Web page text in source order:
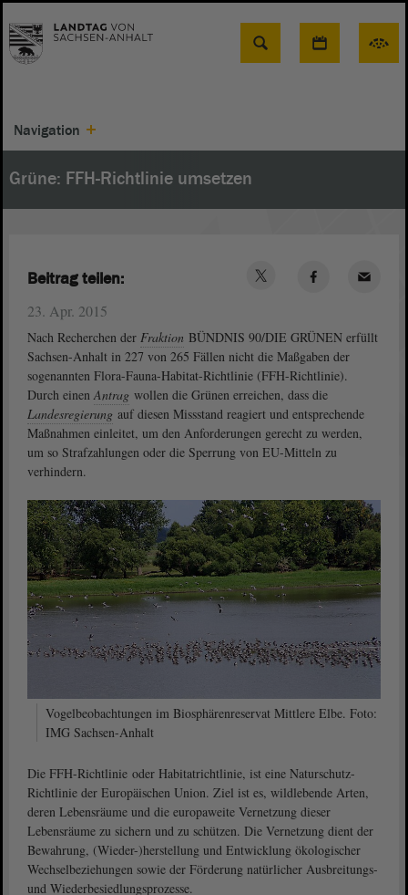
Suche
Navigation
Grüne: FFH-Richtlinie umsetzen
23. Apr. 2015
Nach Recherchen der Fraktion BÜNDNIS 90/DIE GRÜNEN erfüllt
Sachsen-Anhalt in 227 von 265 Fällen nicht die Maßgaben der
sogenannten Flora-Fauna-Habitat-Richtlinie (FFH-Richtlinie).
Durch einenAntrag wollen die Grünen erreichen, dass die
Landesregierung auf diesen Missstand reagiert und entsprechende
Maßnahmen einleitet, um den Anforderungen gerecht zu werden,
um so Strafzahlungen oder die Sperrung von EU-Mitteln zu
verhindern.
Vogelbeobachtungen im Biosphärenreservat Mittlere Elbe. Foto:
IMG Sachsen-Anhalt
Die FFH-Richtlinie oder Habitatrichtlinie, ist eine Naturschutz-
Richtlinie der Europäischen Union. Ziel ist es, wildlebende Arten,
deren Lebensräume und die europaweite Vernetzung dieser
Lebensräume zu sichern und zu schützen. Die Vernetzung dient der
Bewahrung, (Wieder-)herstellung und Entwicklung ökologischer
Wechselbeziehungen sowie der Förderung natürlicher Ausbreitungs-
und Wiederbesiedlungsprozesse.
Beitrag teilen: